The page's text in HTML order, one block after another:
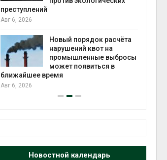
преступлений
Авг 6, 2026
Новый порядок расчёта
нарушений квот на
промышленные выбросы
может появиться в
ближайшее время
Авг 6, 2026
Новостной календарь